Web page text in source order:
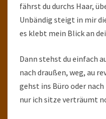
fährst du durchs Haar,
Unbändig steigt in mir
es klebt mein Blick an
Dann stehst du einfach
nach draußen, weg, au
gehst ins Büro oder nach
nur ich sitze verträumt